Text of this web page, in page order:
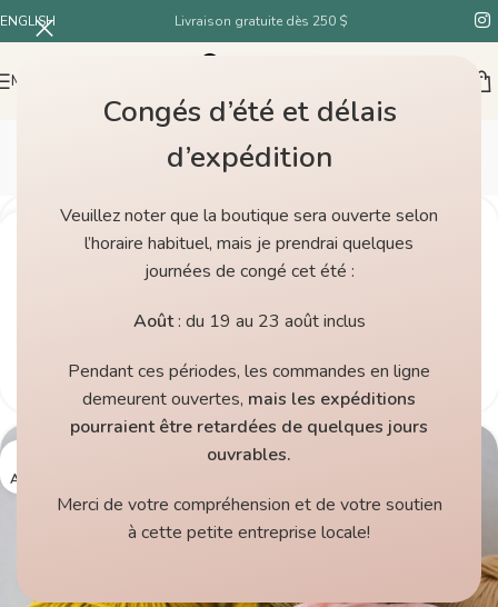
Congés d’été et délais
d’expédition
Veuillez noter que la boutique sera ouverte selon
l’horaire habituel, mais je prendrai quelques
journées de congé cet été :
Août: du 19 au 23 août inclus
Pendant ces périodes, les commandes en ligne
demeurent ouvertes, mais les expéditions
pourraient être retardées de quelques jours
ouvrables.
Merci de votre compréhension et de votre soutien
à cette petite entreprise locale!
ENGLISH Livraison gratuite dès 250 $
MENU
Nouvelles
NOUVELLES
Bobichon × Hidden Pond : collaboration
locale exclusive
Une laine de bas artisanale inspirée par la nature Nous
LIRE LA SUITE
AOÛT